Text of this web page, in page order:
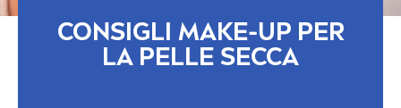
CONSIGLI MAKE-UP PER
LA PELLE SECCA